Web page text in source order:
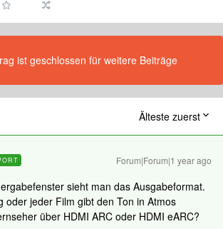
ist geschlossen für weitere Beiträge
Älteste zuerst
Forum|Forum|1 year ago
sieht man das Ausgabeformat.
oder jeder Film gibt den Ton in Atmos
über HDMI ARC oder HDMI eARC?